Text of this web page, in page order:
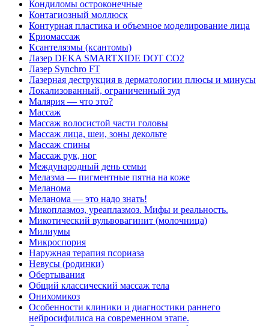
Кондиломы остроконечные
Контагиозный моллюск
Контурная пластика и объемное моделирование лица
Криомассаж
Ксантелязмы (ксантомы)
Лазер DEKA SMARTXIDE DOT CO2
Лазер Synchro FT
Лазерная деструкция в дерматологии плюсы и минусы
Локализованный, ограниченный зуд
Малярия — что это?
Массаж
Массаж волосистой части головы
Массаж лица, шеи, зоны декольте
Массаж спины
Массаж рук, ног
Международный день семьи
Мелазма — пигментные пятна на коже
Меланома
Меланома — это надо знать!
Микоплазмоз, уреаплазмоз. Мифы и реальность.
Микотический вульвовагинит (молочница)
Милиумы
Микроспория
Наружная терапия псориаза
Невусы (родинки)
Обертывания
Общий классический массаж тела
Онихомикоз
Особенности клиники и диагностики раннего
нейросифилиса на современном этапе.